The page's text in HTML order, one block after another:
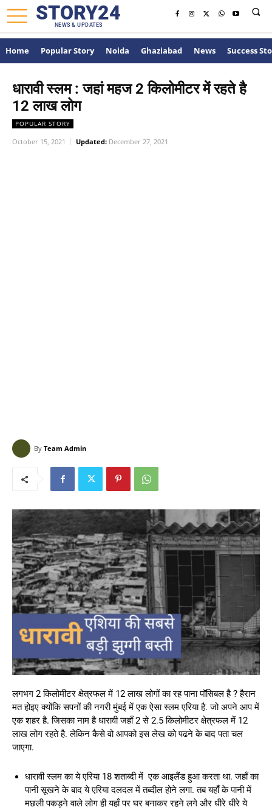
STORY24
NEWS & UPDATES
Home Popular Story Noida Ghaziabad News Success
धारावी स्लम : जहां महज 2 किलोमीटर में रहते है
12 लाख लोग
POPULAR STORY
October 15, 2021 Updated: December 27, 2021
By Team Admin
लगभग 2 किलोमीटर क्षेत्रफल में 12 लाख लोगों का रह पाना पॉसिबल है ? हैरान
मत होइए क्योंकि सपनों की नगरी मुंबई में एक ऐसा स्लम एरिया है. जो अपने आप में
एक शहर है. जिसका नाम है धारावी जहाँ 2 से 2.5 किलोमीटर क्षेत्रफल में 12
लाख लोग रहते है. लेकिन कैसे वो आपको इस लेख को पढने के बाद पता चल
जाएगा.
धारावी स्लम का ये एरिया 18 शताब्दी में एक आइलैंड हुआ करता था. जहाँ का
पानी सूखने के बाद ये एरिया दलदल में तब्दील होने लगा. तब यहाँ के पानी में
मछली पकड़ने वाले लोग ही यहाँ पर घर बनाकर रहने लगे और धीरे धीरे ये